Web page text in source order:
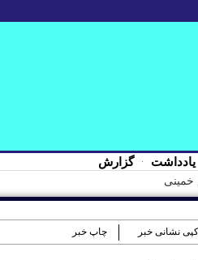
یادداشت
گزارش
کپی نشانی خبر چاپ خبر